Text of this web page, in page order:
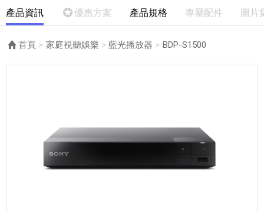
產品資訊 優惠方案 產品規格 專屬配件 圖片
首頁 家庭視聽娛樂 藍光播放器 目前頁面：
BDP-S1500